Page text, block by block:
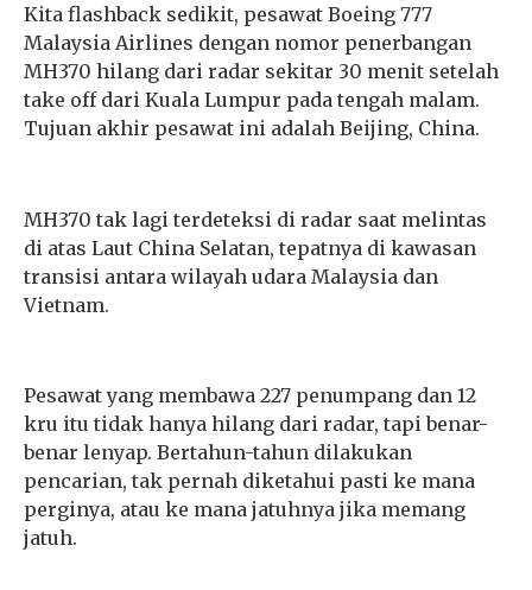
Kita flashback sedikit, pesawat Boeing 777
Malaysia Airlines dengan nomor penerbangan
MH370 hilang dari radar sekitar 30 menit setelah
take off dari Kuala Lumpur pada tengah malam.
Tujuan akhir pesawat ini adalah Beijing, China.
MH370 tak lagi terdeteksi di radar saat melintas
di atas Laut China Selatan, tepatnya di kawasan
transisi antara wilayah udara Malaysia dan
Vietnam.
Pesawat yang membawa 227 penumpang dan 12
kru itu tidak hanya hilang dari radar, tapi benar-
benar lenyap. Bertahun-tahun dilakukan
pencarian, tak pernah diketahui pasti ke mana
perginya, atau ke mana jatuhnya jika memang
jatuh.